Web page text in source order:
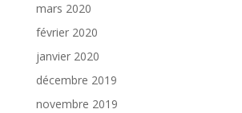
mars 2020
février 2020
janvier 2020
décembre 2019
novembre 2019